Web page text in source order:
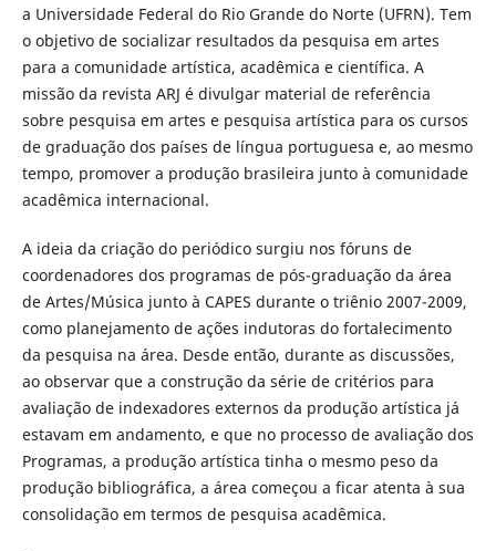
a Universidade Federal do Rio Grande do Norte (UFRN). Tem
o objetivo de socializar resultados da pesquisa em artes
para a comunidade artística, acadêmica e científica. A
missão da revista ARJ é divulgar material de referência
sobre pesquisa em artes e pesquisa artística para os cursos
de graduação dos países de língua portuguesa e, ao mesmo
tempo, promover a produção brasileira junto à comunidade
acadêmica internacional.
A ideia da criação do periódico surgiu nos fóruns de
coordenadores dos programas de pós-graduação da área
de Artes/Música junto à CAPES durante o triênio 2007-2009,
como planejamento de ações indutoras do fortalecimento
da pesquisa na área. Desde então, durante as discussões,
ao observar que a construção da série de critérios para
avaliação de indexadores externos da produção artística já
estavam em andamento, e que no processo de avaliação dos
Programas, a produção artística tinha o mesmo peso da
produção bibliográfica, a área começou a ficar atenta à sua
consolidação em termos de pesquisa acadêmica.